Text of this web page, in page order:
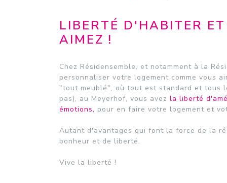
LIBERTÉ D'HABITER
AIMEZ !
Chez Résidensemble, et notamment à la
personnaliser votre logement comme vous
"tout meublé", où tout est standard et tous
pas), au Meyerhof, vous avez la liberté
émotions, pour en faire votre logement et
Autant d'avantages qui font la force de la
bonheur et de liberté.
Vive la liberté !